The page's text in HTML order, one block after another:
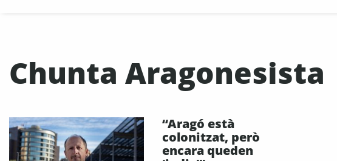
Chunta Aragonesista
“Aragó està
colonitzat, però
encara queden